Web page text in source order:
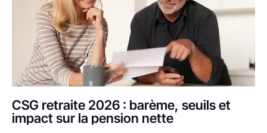
CSG retraite 2026 : barème, seuils et
impact sur la pension nette